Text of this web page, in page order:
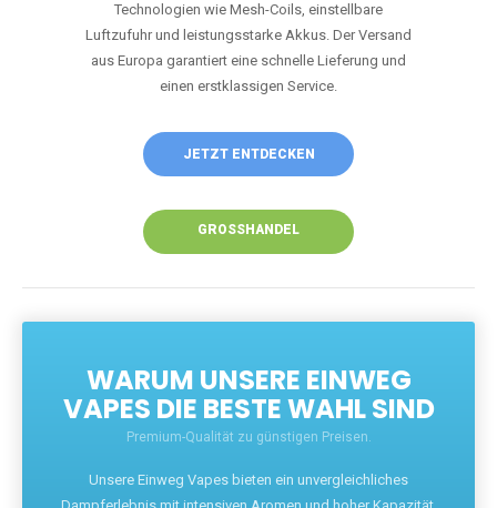
Technologien wie Mesh-Coils, einstellbare
Luftzufuhr und leistungsstarke Akkus. Der Versand
aus Europa garantiert eine schnelle Lieferung und
einen erstklassigen Service.
JETZT ENTDECKEN
GROSSHANDEL
WARUM UNSERE EINWEG
VAPES DIE BESTE WAHL SIND
Premium-Qualität zu günstigen Preisen.
Unsere Einweg Vapes bieten ein unvergleichliches